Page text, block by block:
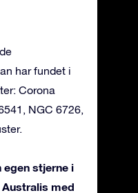
har fundet i
Corona
NGC 6726,
egen stjerne i
med